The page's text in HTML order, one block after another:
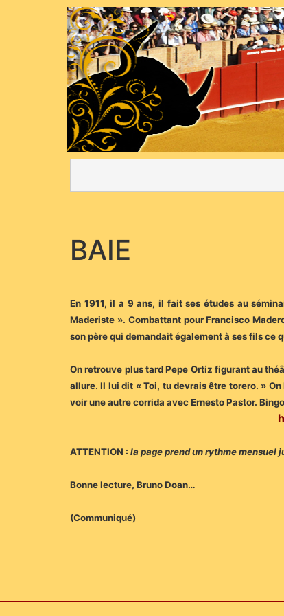
BAIE
En 1911, il a 9 ans, il fait ses études au
Maderiste ». Combattant pour Francisco
son père qui demandait également à ses fils ce
On retrouve plus tard Pepe Ortiz figurant au
allure. Il lui dit « Toi, tu devrais être torero. »
voir une autre corrida avec Ernesto Pastor.
ATTENTION : la page prend un rythme mensuel
Bonne lecture, Bruno Doan…
(Communiqué)